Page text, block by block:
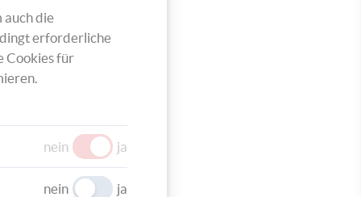
auch die
erforderliche
Cookies für
nein ja
nein ja